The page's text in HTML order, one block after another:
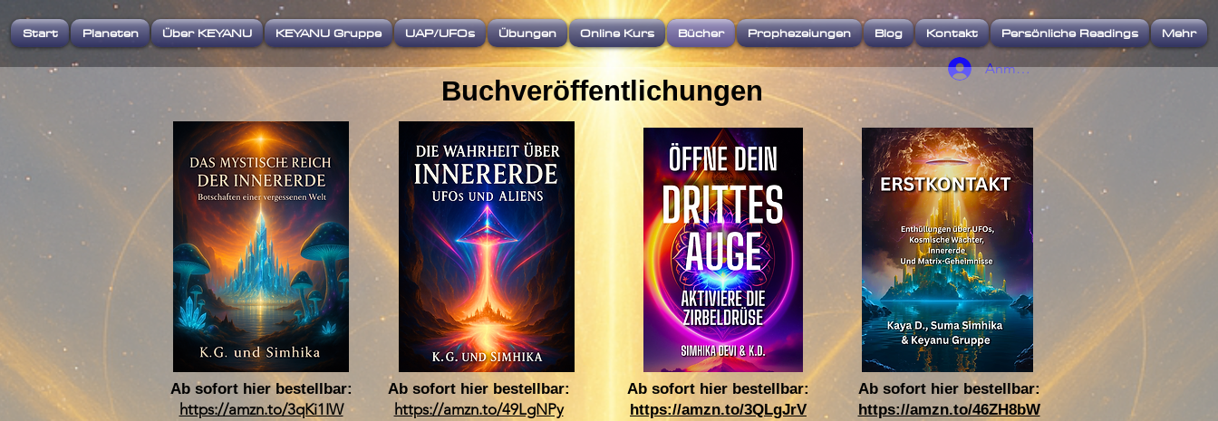
Start Planeten Über KEYANU KEYANU Gruppe UAP/UFOs Übungen Online Kurs Bücher Prophezeiungen Blog Kontakt Persönliche Readings Mehr
Anmelden
Buchveröffentlichungen
Ab sofort hier bestellbar:
https://amzn.to/3qKi1IW
Ab sofort hier bestellbar:
https://amzn.to/49LgNPy
Ab sofort hier bestellbar:
https://amzn.to/3QLgJrV
Ab sofort hier bestellbar:
https://amzn.to/46ZH8bW